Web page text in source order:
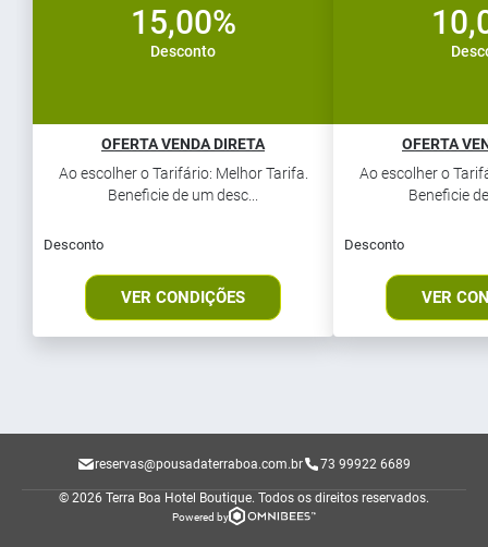
15,00%
Desconto
OFERTA VENDA DIRETA
Ao escolher o Tarifário: Melhor Tarifa.
Beneficie de um desc...
Desconto
VER CONDIÇÕES
OFERTA
Ao escolher o
Beneficie
Desconto
VER
reservas@pousadaterraboa.com.br 73 99922 6689
© 2026 Terra Boa Hotel Boutique. Todos os direitos reservados.
Powered by